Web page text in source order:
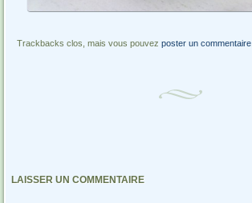
Trackbacks clos, mais vous pouvezposter un commentaire
LAISSER UN COMMENTAIRE